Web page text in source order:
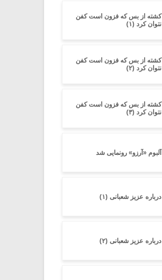
کشته از بس که فزون است کفن
نتوان کرد (۱)
کشته از بس که فزون است کفن
نتوان کرد (۲)
کشته از بس که فزون است کفن
نتوان کرد (۳)
آلبوم «آرزو» رونمایی شد
درباره عزیز شعبانی (۱)
درباره عزیز شعبانی (۲)